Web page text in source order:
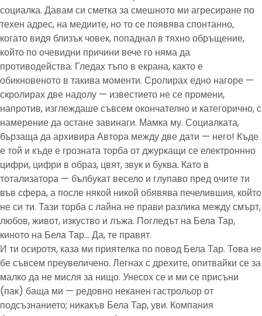
социалка. Давам си сметка за смешното ми агресиране по
техен адрес, на медиите, но то се появява спонтанно,
когато видя близък човек, попаднал в тяхно обръщение,
който по очевидни причини вече го няма да
противодейства. Гледах тъпо в екрана, както е
обикновеното в такива моменти. Сролирах едно нагоре —
скролирах две надолу — известието не се промени,
напротив, изглеждаше съвсем окончателно и категорично, с
намерение да остане завинаги. Мамка му. Социалката,
бързаща да архивира Автора между две дати — него! Къде
е той и къде е грозната торба от джуркащи се електроннно
цифри, цифри в образ, цвят, звук и буква. Като в
тотализатора — бълбукат весело и глупаво пред очите ти
във сфера, а после някой никой обявява печелившия, който
не си ти. Тази торба с лайна не прави разлика между смърт,
любов, живот, изкуство и лъжа. Погледът на Бела Тар,
киното на Бела Тар… Да, те правят.
И ти осиротя, каза ми приятелка по повод Бела Тар. Това не
бе съвсем преувеличено. Легнах с дрехите, опитвайки се за
малко да не мисля за нищо. Унесох се и ми се присъни
(пак) баща ми — редовно неканен гастрольор от
подсъзнанието; никакъв Бела Тар, уви. Компания